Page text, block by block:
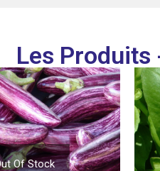
Les Produits
Of Stock